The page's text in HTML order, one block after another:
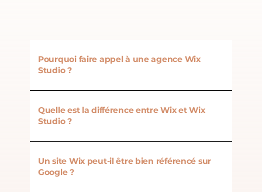
Pourquoi faire appel à une agence Wix
Studio ?
Quelle est la différence entre Wix et Wix
Studio ?
Un site Wix peut-il être bien référencé sur
Google ?